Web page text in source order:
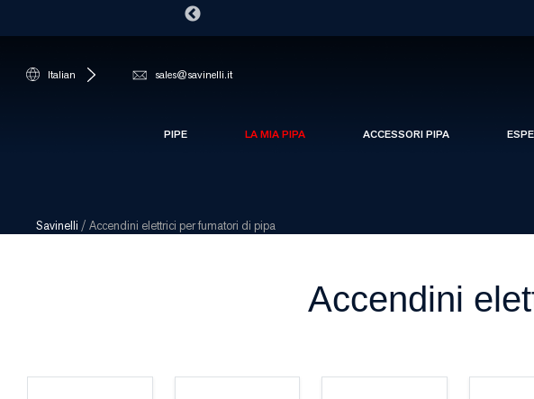
Italian sales@savinelli.it
PIPE LA MIA PIPA ACCESSORI PIPA
Savinelli / Accendini elettrici per fumatori di pipa
Accendini